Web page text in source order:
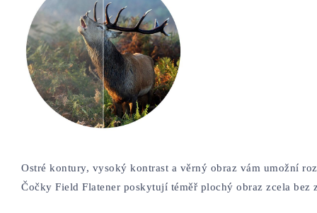
Ostré kontury, vysoký kontrast a věrný obraz vám umožní
Čočky Field Flatener poskytují téměř plochý obraz zcela bez